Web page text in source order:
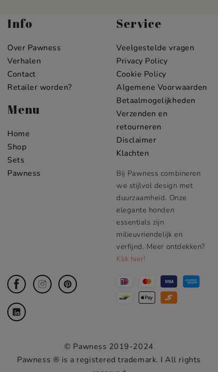
Info
Over Pawness
Verhalen
Contact
Retailer worden?
Menu
Home
Shop
Sets
Pawness
Service
Veelgestelde vragen
Privacy Policy
Cookie Policy
Algemene Voorwaarden
Betaalmogelijkheden
Verzenden en
retourneren
Disclaimer
Klachten
Bij Pawness combineren
we stijlvol design met
duurzaamheid. Onze
elegante honden
essentials zijn
milieuvriendelijk en
verfijnd. Meer ontdekken?
Klik hier!
© Pawness 2019-2024
Pawness ® is a registered trademark. I All rights